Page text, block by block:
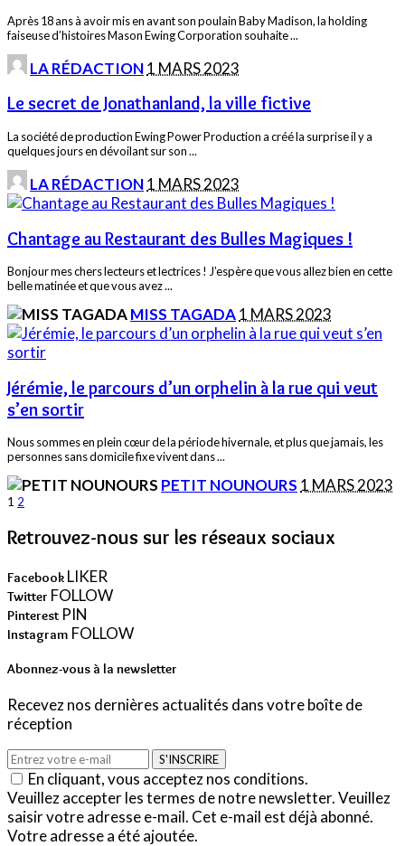
Après 18 ans à avoir mis en avant son poulain Baby Madison, la holding
faiseuse d’histoires Mason Ewing Corporation souhaite...
POSTED
LA RÉDACTION1 MARS 2023
Le secret de Jonathanland, la ville fictive
La société de production Ewing Power Production a créé la surprise il y a
quelques jours en dévoilant sur son...
POSTED
BY
LA RÉDACTION1 MARS 2023
Chantage au Restaurant des Bulles Magiques !
Bonjour mes chers lecteurs et lectrices ! J’espère que vous allez bien en cette
belle matinée et que vous avez...
POSTED
BY
MISS TAGADA1 MARS 2023
Jérémie, le parcours d’un orphelin à la rue qui veut
s’en sortir
Nous sommes en plein cœur de la période hivernale, et plus que jamais, les
personnes sans domicile fixe vivent dans...
POSTED
BY
PETIT NOUNOURS 1 MARS 2023
1 2
Retrouvez-nous sur les réseaux sociaux
Facebook LIKER
Twitter FOLLOW
Pinterest PIN
Instagram FOLLOW
Abonnez-vous à la newsletter
Recevez nos dernières actualités dans votre boîte de
réception
S'INSCRIRE
En cliquant, vous acceptez nos conditions.
Veuillez accepter les termes de notre newsletter.Veuillez
saisir votre adresse e-mail. Cet e-mail est déjà abonné.
Votre adresse a été ajoutée.